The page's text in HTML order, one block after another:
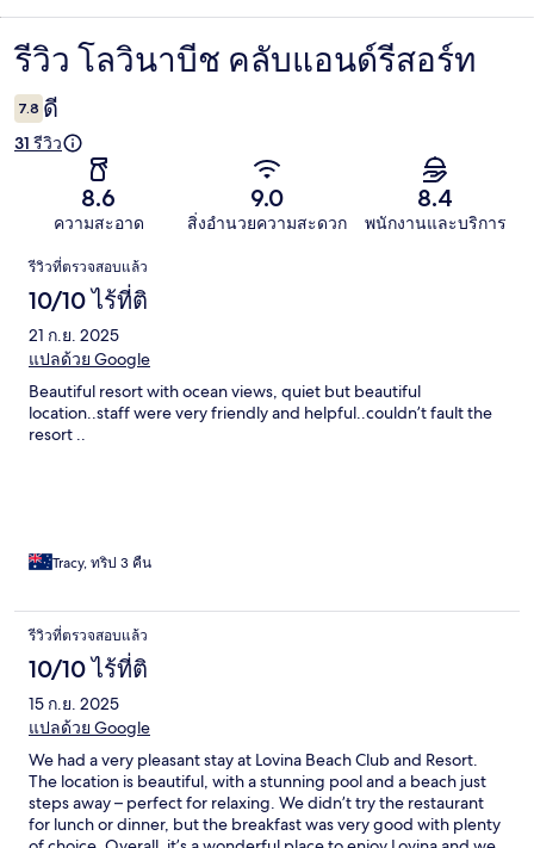
รีวิว
รีวิว โลวินาบีช คลับแอนด์รีสอร์ท
7.8 ดี
31 รีวิว
8.6
ความสะอาด
9.0
สิ่งอำนวยความสะดวก
8.4
พนักงานและบริการ
รีวิว
รีวิวที่ตรวจสอบแล้ว
10/10 ไร้ที่ติ
21 ก.ย. 2025
แปลด้วย Google
Beautiful resort with ocean views, quiet but beautiful
location..staff were very friendly and helpful..couldn’t fault the
resort ..
Tracy, ทริป 3 คืน
รีวิวที่ตรวจสอบแล้ว
10/10 ไร้ที่ติ
15 ก.ย. 2025
แปลด้วย Google
We had a very pleasant stay at Lovina Beach Club and Resort.
The location is beautiful, with a stunning pool and a beach just
steps away – perfect for relaxing. We didn’t try the restaurant
for lunch or dinner, but the breakfast was very good with plenty